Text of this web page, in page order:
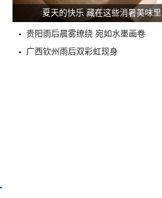
夏天的快乐 藏在这些消暑美味里
贵阳雨后晨雾缭绕 宛如水墨画卷
广西钦州雨后双彩虹现身